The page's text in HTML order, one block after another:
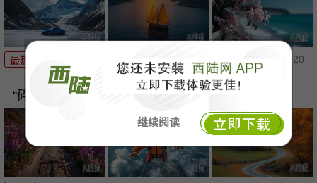
继续阅读
最热 阅读 11368 05-20
“碎瓷”博物馆奇妙夜